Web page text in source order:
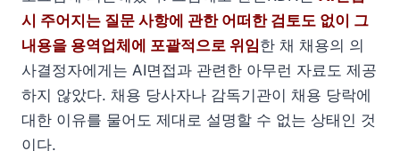
시 주어지는 질문 사항에 관한 어떠한 검토도 없이 그
내용을 용역업체에 포괄적으로 위임한 채 채용의 의
사결정자에게는 AI면접과 관련한 아무런 자료도 제공
하지 않았다. 채용 당사자나 감독기관이 채용 당락에
대한 이유를 물어도 제대로 설명할 수 없는 상태인 것
이다.